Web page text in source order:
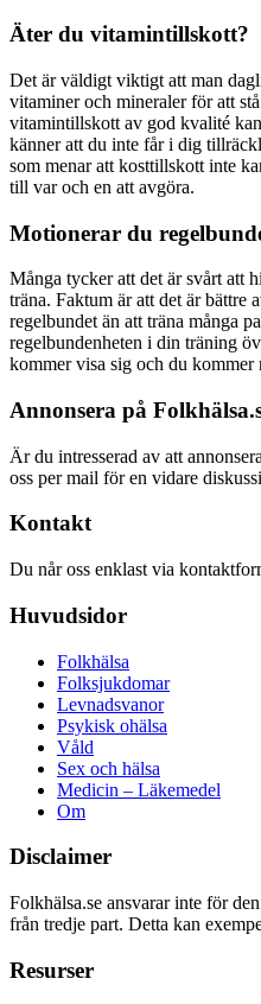
Äter du vitamintillskott?
Det är väldigt viktigt att man
vitaminer och mineraler för att
vitamintillskott av god kvalité
känner att du inte får i dig
som menar att kosttillskott inte
till var och en att avgöra.
Motionerar du
Många tycker att det är svårt att
träna. Faktum är att det är bättre
regelbundet än att träna många
regelbundenheten i din träning
kommer visa sig och du kommer
Annonsera på
Är du intresserad av att
oss per mail för en vidare
Kontakt
Du når oss enklast via
Huvudsidor
Folkhälsa
Folksjukdomar
Levnadsvanor
Psykisk ohälsa
Våld
Sex och hälsa
Medicin – Läkemedel
Om
Disclaimer
Folkhälsa.se ansvarar inte för
från tredje part. Detta kan
Resurser